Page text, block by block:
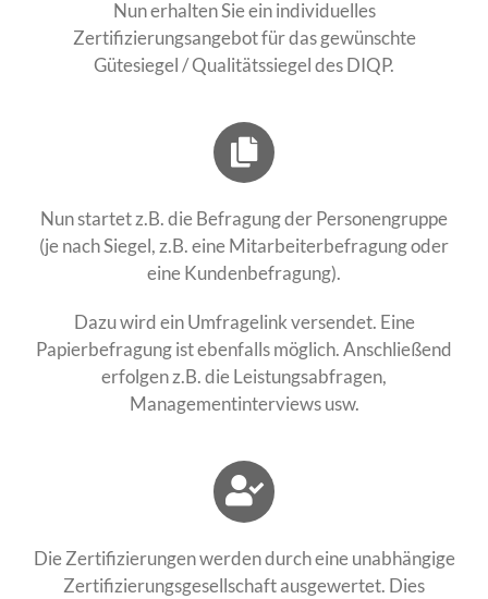
Nun erhalten Sie ein individuelles
Zertifizierungsangebot für das gewünschte
Gütesiegel / Qualitätssiegel des DIQP.
Nun startet z.B. die Befragung der Personengruppe
(je nach Siegel, z.B. eine Mitarbeiterbefragung oder
eine Kundenbefragung).
Dazu wird ein Umfragelink versendet. Eine
Papierbefragung ist ebenfalls möglich. Anschließend
erfolgen z.B. die Leistungsabfragen,
Managementinterviews usw.
Die Zertifizierungen werden durch eine unabhängige
Zertifizierungsgesellschaft ausgewertet. Dies